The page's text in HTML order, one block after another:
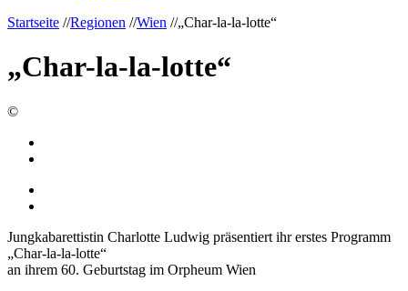
Startseite //Regionen //Wien //„Char-la-la-lotte“
„Char-la-la-lotte“
©
Jungkabarettistin Charlotte Ludwig präsentiert ihr erstes Programm
„Char-la-la-lotte“
an ihrem 60. Geburtstag im Orpheum Wien